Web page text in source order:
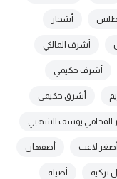
أشجار
أشرف المالكي
أشرف حكيمي
أشرق حكيمي
المحامي يوسف الشهبي
أصغر لاعب أصفهان
تركية أصيلة